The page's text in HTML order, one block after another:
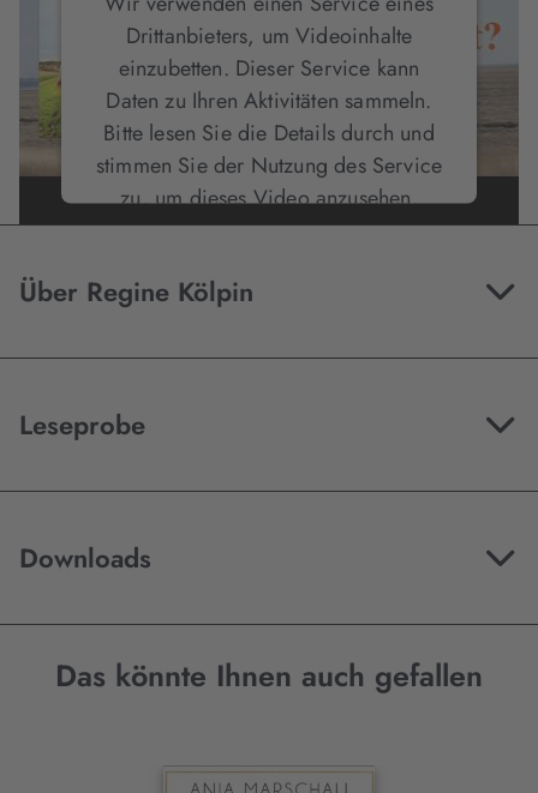
Drittanbieters, um Videoinhalte
einzubetten. Dieser Service kann
Daten zu Ihren Aktivitäten sammeln.
Bitte lesen Sie die Details durch und
stimmen Sie der Nutzung des Service
zu, um dieses Video anzusehen.
Mehr Informationen
Akzeptieren
Über Regine Kölpin
Leseprobe
Downloads
Das könnte Ihnen auch gefallen